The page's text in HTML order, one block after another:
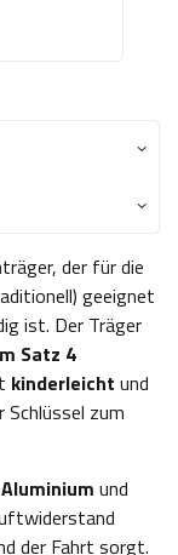
der für die
geeignet
ist. Der Träger
Satz 4
kinderleicht und
Schlüssel zum
Aluminium und
der Fahrt sorgt.